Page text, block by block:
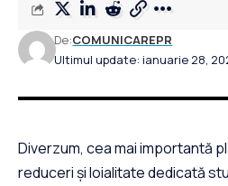
Ultimul update: ianuarie 28,
De:COMUNICAREPR
Diverzum, cea mai importantă
reduceri și loialitate dedicată